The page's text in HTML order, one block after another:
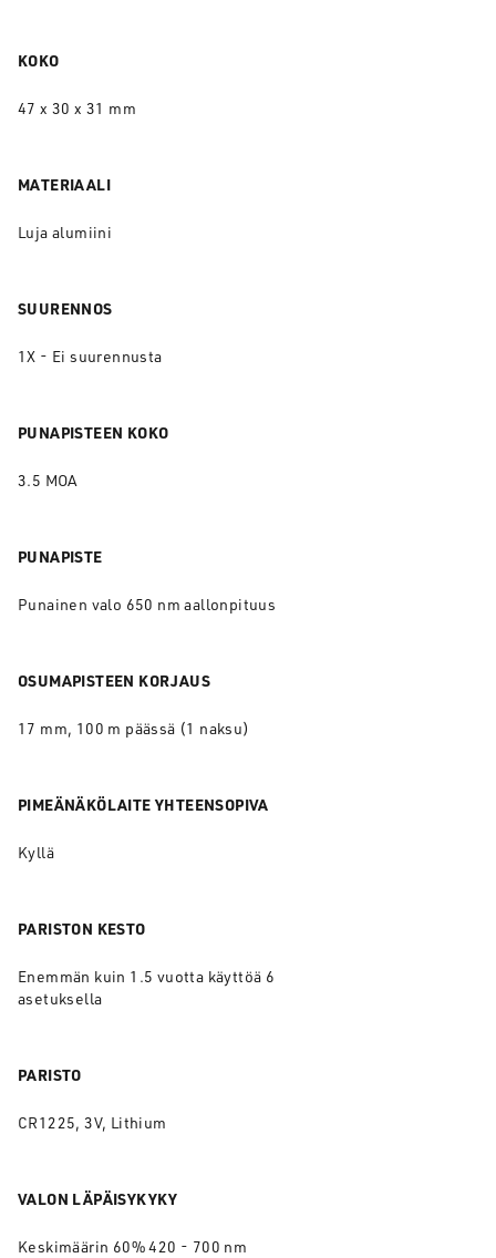
KOKO
47 x 30 x 31 mm
MATERIAALI
Luja alumiini
SUURENNOS
1X - Ei suurennusta
PUNAPISTEEN KOKO
3.5 MOA
PUNAPISTE
Punainen valo 650 nm aallonpituus
OSUMAPISTEEN KORJAUS
17 mm, 100 m päässä (1 naksu)
PIMEÄNÄKÖLAITE YHTEENSOPIVA
Kyllä
PARISTON KESTO
Enemmän kuin 1.5 vuotta käyttöä 6
asetuksella
PARISTO
CR1225, 3V, Lithium
VALON LÄPÄISYKYKY
Keskimäärin 60% 420 - 700 nm